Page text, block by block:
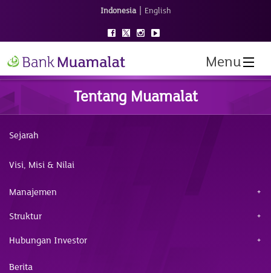
Indonesia | English
Menu
Tentang Muamalat
Sejarah
Visi, Misi & Nilai
Manajemen
Struktur
Hubungan Investor
Berita